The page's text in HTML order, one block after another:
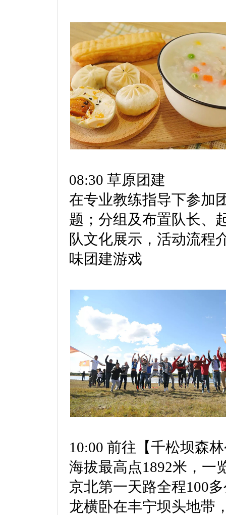
08:30 草原团建
在专业教练指导下参加
题；分组及布置队长、
队文化展示，活动流程
味团建游戏
10:00 前往【千松坝森
海拔最高点1892米，一
京北第一天路全程100
龙横卧在丰宁坝头地带